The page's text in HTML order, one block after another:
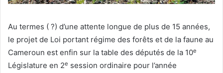
Au termes ( ?) d’une attente longue de plus de 15 années,
le projet de Loi portant régime des forêts et de la faune au
Cameroun est enfin sur la table des députés de la 10e
Législature en 2e session ordinaire pour l’année